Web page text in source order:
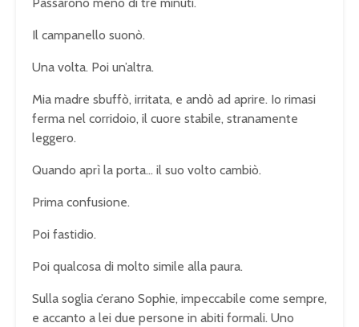
Passarono meno di tre minuti.
Il campanello suonò.
Una volta. Poi un’altra.
Mia madre sbuffò, irritata, e andò ad aprire. Io rimasi
ferma nel corridoio, il cuore stabile, stranamente
leggero.
Quando aprì la porta… il suo volto cambiò.
Prima confusione.
Poi fastidio.
Poi qualcosa di molto simile alla paura.
Sulla soglia c’erano Sophie, impeccabile come sempre,
e accanto a lei due persone in abiti formali. Uno